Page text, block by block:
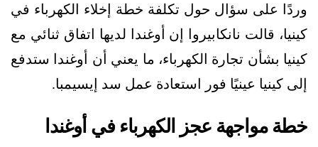
وردًا على سؤال حول تكلفة خطة إخلاء الكهرباء في
كينيا، قالت نانكابيروا إن أوغندا لديها اتفاق ثنائي مع
كينيا بشأن تجارة الكهرباء، ما يعني أن أوغندا ستدفع
إلى كينيا عينيًا فور استعادة عمل سد إيسيمبا.
خطة مواجهة عجز الكهرباء في أوغندا